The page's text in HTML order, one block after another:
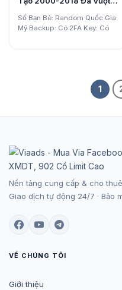
Số Bạn Bè: Random Quốc Gia:
Mỹ Backup: Có 2FA Key: Có
1
Nền tảng cung cấp & cho
Giao dịch tự động 24/7 · Bảo
VỀ CHÚNG TÔI
Giới thiệu